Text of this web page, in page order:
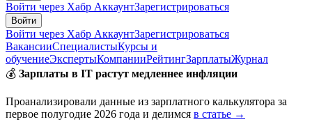
Войти через Хабр АккаунтЗарегистрироваться
Войти
Войти через Хабр АккаунтЗарегистрироваться
ВакансииСпециалистыКурсы и
обучениеЭкспертыКомпанииРейтингЗарплатыЖурнал
💰 Зарплаты в IT растут медленнее инфляции
Проанализировали данные из зарплатного калькулятора за
первое полугодие 2026 года и делимся в статье →